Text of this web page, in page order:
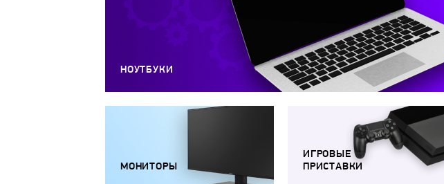
НОУТБУКИ
МОНИТОРЫ
ИГРОВЫЕ
ПРИСТАВКИ